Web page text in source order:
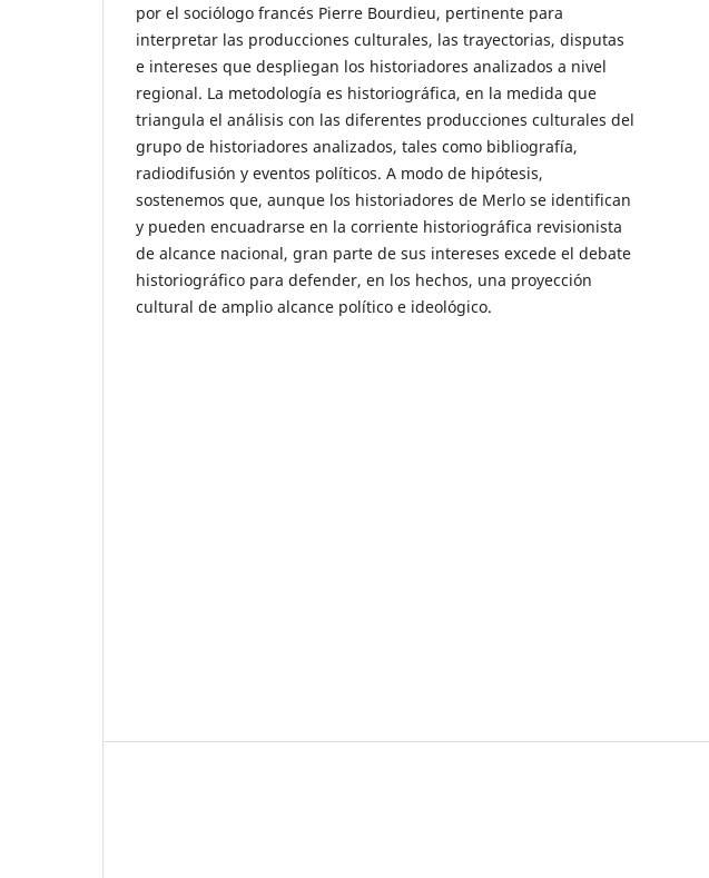
por el sociólogo francés Pierre Bourdieu, pertinente para
interpretar las producciones culturales, las trayectorias, disputas
e intereses que despliegan los historiadores analizados a nivel
regional. La metodología es historiográfica, en la medida que
triangula el análisis con las diferentes producciones culturales del
grupo de historiadores analizados, tales como bibliografía,
radiodifusión y eventos políticos. A modo de hipótesis,
sostenemos que, aunque los historiadores de Merlo se identifican
y pueden encuadrarse en la corriente historiográfica revisionista
de alcance nacional, gran parte de sus intereses excede el debate
historiográfico para defender, en los hechos, una proyección
cultural de amplio alcance político e ideológico.